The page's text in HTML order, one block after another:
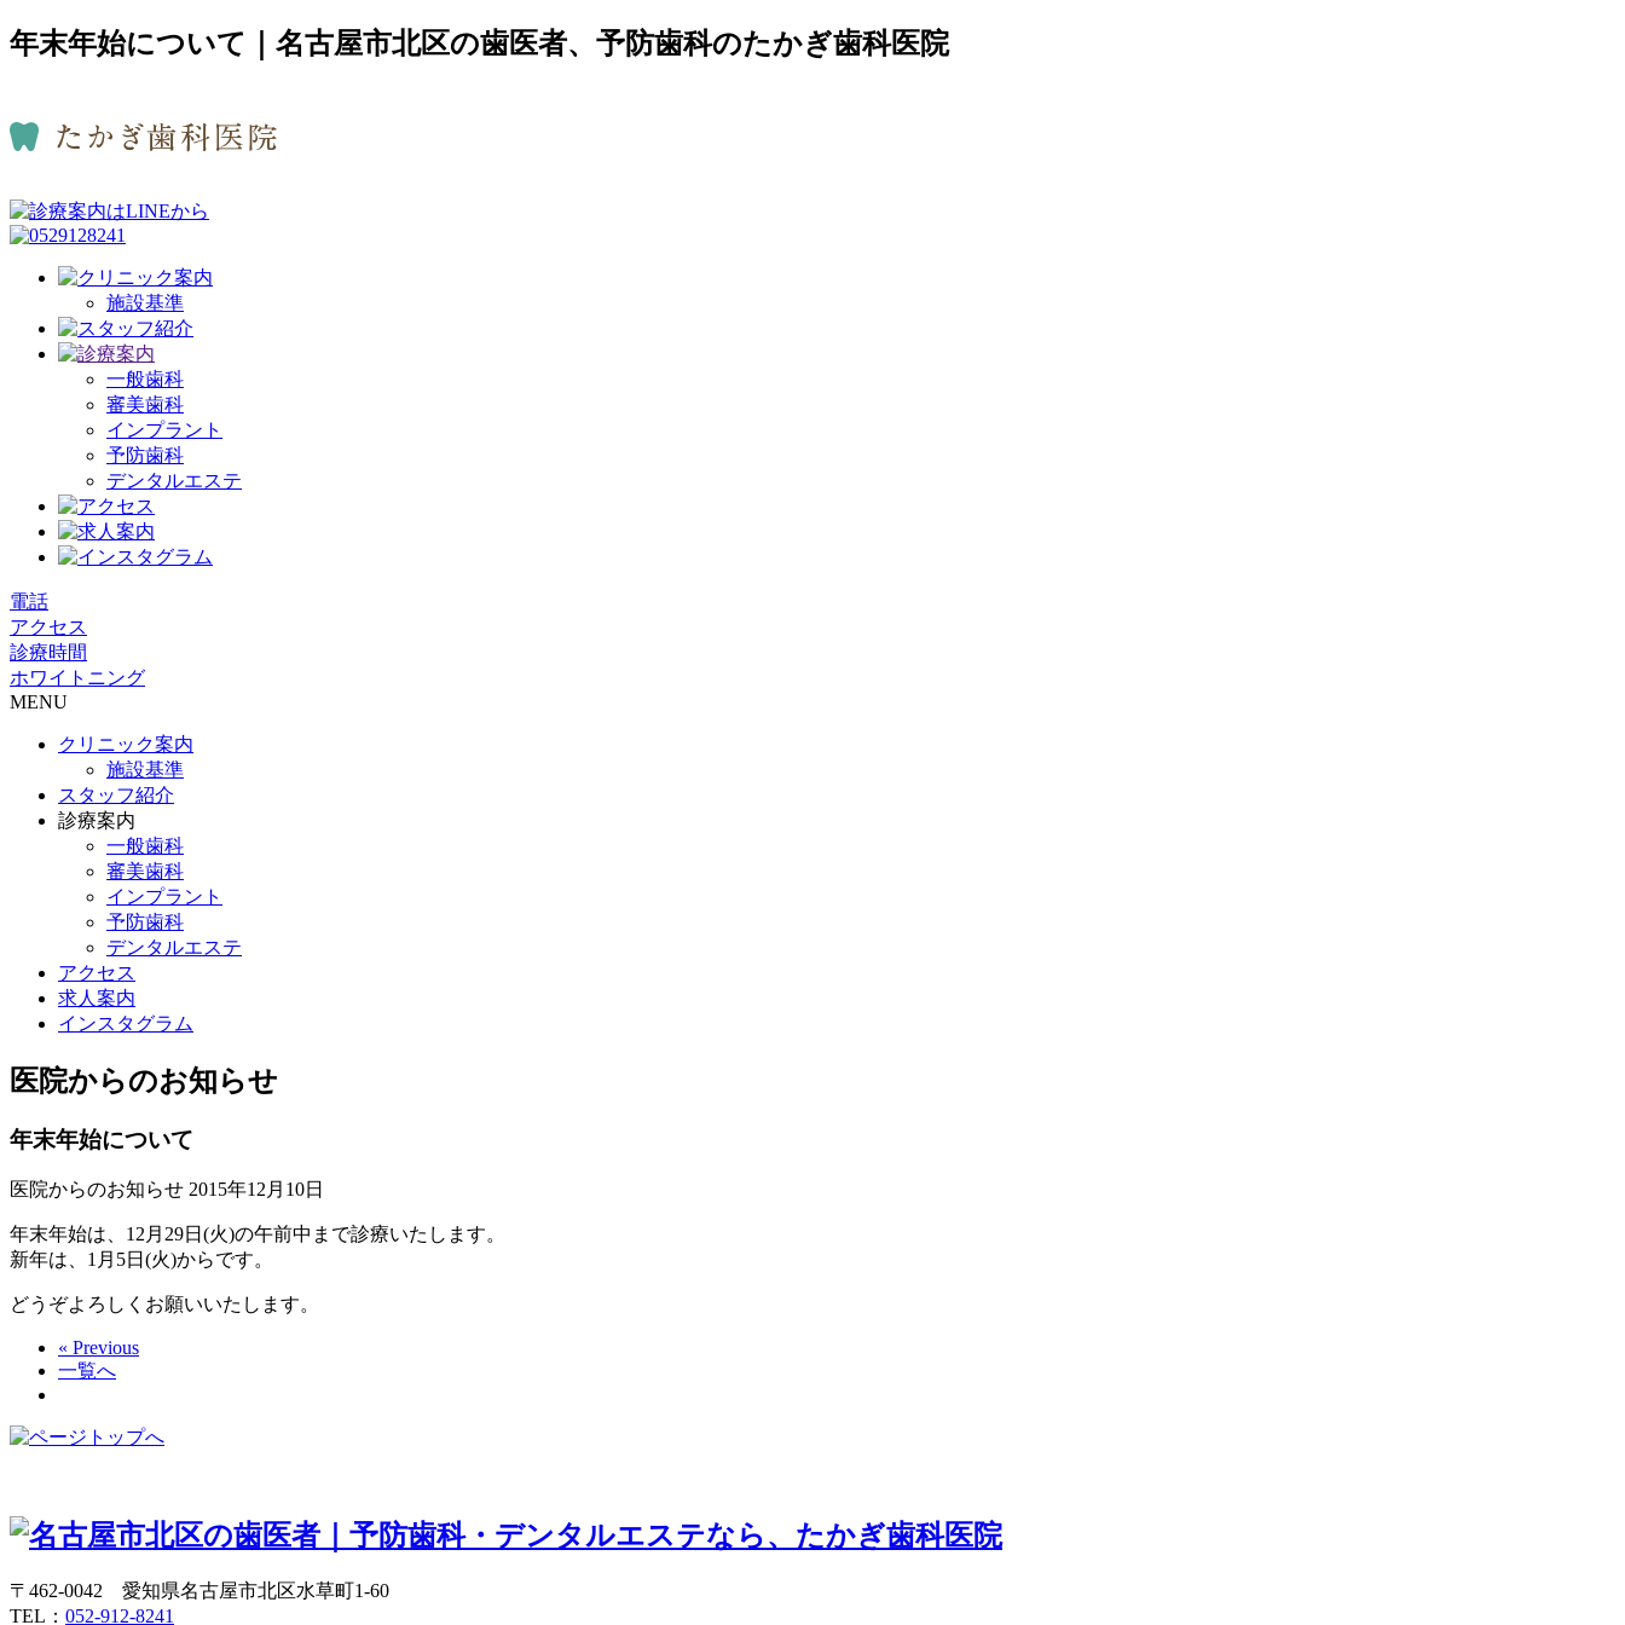
年末年始について｜名古屋市北区の歯医者、予防歯科のたかぎ歯科医院
施設基準
一般歯科
審美歯科
インプラント
予防歯科
デンタルエステ
電話
アクセス
診療時間
ホワイトニング
MENU
クリニック案内
施設基準
スタッフ紹介
診療案内
一般歯科
審美歯科
インプラント
予防歯科
デンタルエステ
アクセス
求人案内
インスタグラム
医院からのお知らせ
年末年始について
医院からのお知らせ 2015年12月10日
年末年始は、12月29日(火)の午前中まで診療いたします。
新年は、1月5日(火)からです。
どうぞよろしくお願いいたします。
« Previous
一覧へ
〒462-0042 愛知県名古屋市北区水草町1-60
TEL： 052-912-8241